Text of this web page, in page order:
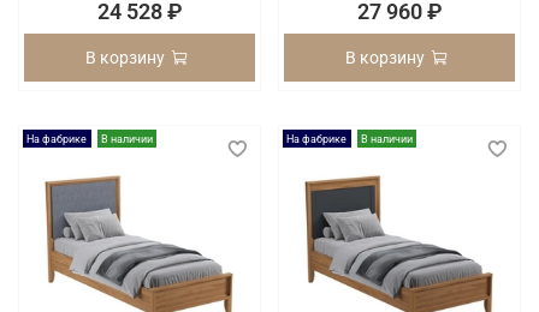
24 528 ₽
В корзину
27 960 ₽
В корзину
На фабрике В наличии На фабрике В наличии